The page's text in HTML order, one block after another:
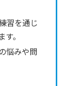
習を通じ
。
悩みや問